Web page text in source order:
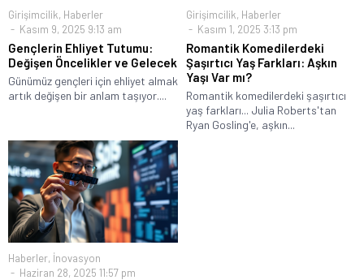
Girişimcilik, Haberler
Kasım 9, 2025 9:13 am
Gençlerin Ehliyet Tutumu:
Değişen Öncelikler ve Gelecek
Günümüz gençleri için ehliyet almak
artık değişen bir anlam taşıyor....
Girişimcilik, Haberler
Kasım 1, 2025 3:13 pm
Romantik Komedilerdeki
Şaşırtıcı Yaş Farkları: Aşkın
Yaşı Var mı?
Romantik komedilerdeki şaşırtıcı
yaş farkları... Julia Roberts'tan
Ryan Gosling'e, aşkın...
Haberler, İnovasyon
Haziran 28, 2025 11:57 pm